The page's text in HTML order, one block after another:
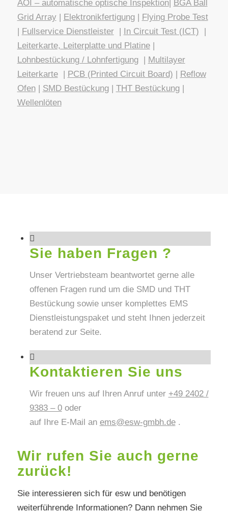
AOI – automatische optische Inspektion|
BGA Ball
Grid Array| Elektronikfertigung|
Flying Probe Test
Fullservice Dienstleister| In Circuit Test (ICT)
Leiterkarte, Leiterplatte und Platine|
Lohnbestückung / Lohnfertigung|
Multilayer
Leiterkarte| PCB (Printed Circuit Board)
Reflow
Ofen| SMD Bestückung| THT Bestückung|
Wellenlöten
Sie haben Fragen ?
Unser Vertriebsteam beantwortet gerne alle
offenen Fragen rund um die SMD und THT
Bestückung sowie unser komplettes EMS
Dienstleistungspaket und steht Ihnen jederzeit
beratend zur Seite.
Kontaktieren Sie uns
Wir freuen uns auf Ihren Anruf unter +49 2402 /
9383 – 0oder
auf Ihre E-Mail an ems@esw-gmbh.de.
Wir rufen Sie auch gerne
zurück!
Sie interessieren sich für esw und benötigen
weiterführende Informationen? Dann nehmen Sie